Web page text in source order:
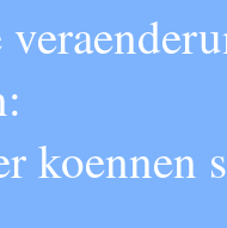
koennen